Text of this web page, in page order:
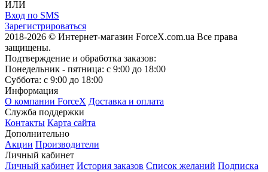
ИЛИ
Вход по SMS
Зарегистрироваться
2018-2026 © Интернет-магазин ForceX.com.ua Все права
защищены.
Подтверждение и обработка заказов:
Понедельник - пятница: с 9:00 до 18:00
Суббота: с 9:00 до 18:00
Информация
О компании ForceX Доставка и оплата
Служба поддержки
Контакты Карта сайта
Дополнительно
Акции Производители
Личный кабинет
Личный кабинет История заказов Список желаний Подписка